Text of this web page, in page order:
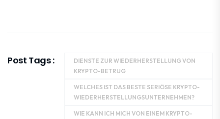
Post Tags :
DIENSTE ZUR WIEDERHERSTELLUNG VON
KRYPTO-BETRUG
WELCHES IST DAS BESTE SERIÖSE KRYPTO-
WIEDERHERSTELLUNGSUNTERNEHMEN?
WIE KANN ICH MICH VON EINEM KRYPTO-